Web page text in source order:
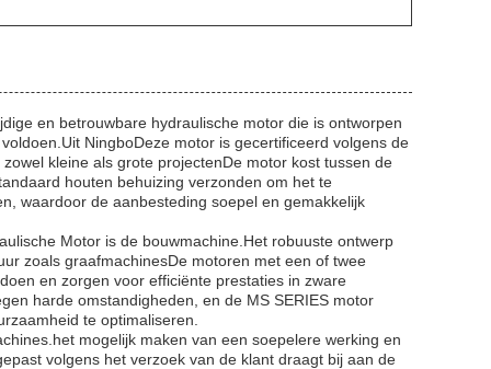
en betrouwbare hydraulische motor die is ontworpen
NingboDeze motor is gecertificeerd volgens de
kleine als grote projectenDe motor kost tussen de
houten behuizing verzonden om het te
waardoor de aanbesteding soepel en gemakkelijk
Motor is de bouwmachine.Het robuuste ontwerp
zoals graafmachinesDe motoren met een of twee
en zorgen voor efficiënte prestaties in zware
harde omstandigheden, en de MS SERIES motor
te optimaliseren.
mogelijk maken van een soepelere werking en
volgens het verzoek van de klant draagt bij aan de